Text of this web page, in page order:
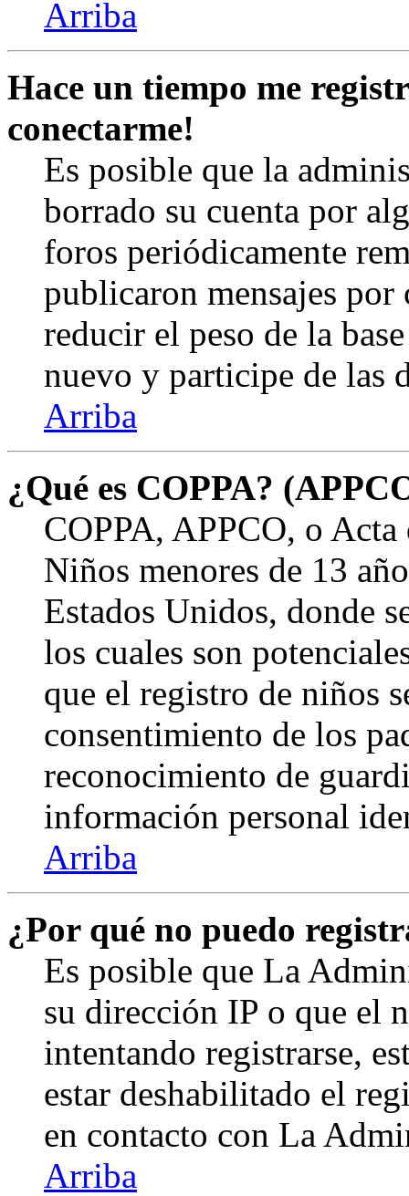
Arriba
Hace un tiempo me
conectarme!
Es posible que la
borrado su cuenta por
foros periódicamente
publicaron mensajes
reducir el peso de la
nuevo y participe de las
Arriba
¿Qué es COPPA?
COPPA, APPCO, o
Niños menores de 13
Estados Unidos, donde
los cuales son
que el registro de niños
consentimiento de los
reconocimiento de
información personal
Arriba
¿Por qué no puedo
Es posible que La
su dirección IP o que el
intentando registrarse,
estar deshabilitado el
en contacto con La
Arriba